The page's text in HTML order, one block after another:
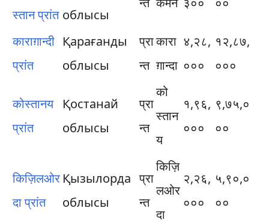
स्तान प्रांत облысы
काराग़ान्दी
प्रांत
Қарағанды
облысы
प्रा
न्त
कारा
ग़ान्दा
४,२८,
०००
१२,८७,
०००
कोस्तानय​
प्रांत
Қостанай
облысы
प्रा
न्त
को
स्तान
य​
१,९६,
०००
९,७५,०
००
किज़िलओर
दा प्रांत
Қызылорда
облысы
प्रा
न्त
किज़ि
लओर
दा
२,२६,
०००
५,९०,०
००